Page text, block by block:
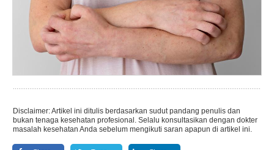
Disclaimer: Artikel ini ditulis berdasarkan sudut pandang penulis dan
bukan tenaga kesehatan profesional. Selalu konsultasikan dengan dokter
masalah kesehatan Anda sebelum mengikuti saran apapun di artikel ini.